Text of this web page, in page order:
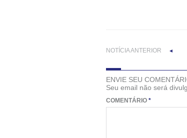
NOTÍCIA ANTERIOR ◄
ENVIE SEU
Seu email não será
COMENTÁRIO *